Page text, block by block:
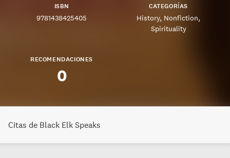
ISBN
9781438425405
CATEGORÍAS
History Nonfiction
Spirituality
RECOMENDACIONES
0
Citas de Black Elk Speaks